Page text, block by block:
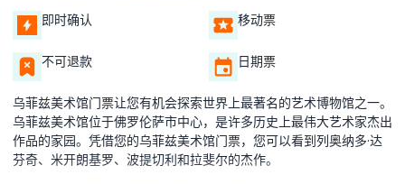
即时确认 移动票
不可退款 日期票
乌菲兹美术馆门票让您有机会探索世界上最著名的艺术博物馆之一。
乌菲兹美术馆位于佛罗伦萨市中心，是许多历史上最伟大艺术家杰出
作品的家园。凭借您的乌菲兹美术馆门票，您可以看到列奥纳多·达
芬奇、米开朗基罗、波提切利和拉斐尔的杰作。